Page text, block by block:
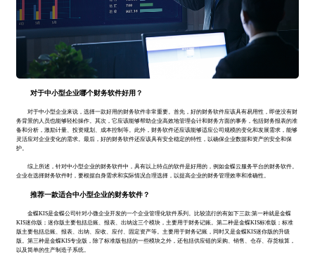
对于中小型企业哪个财务软件好用？
对于中小型企业来说，选择一款好用的财务软件非常重要。首先，好的财务软件应该具有易用性，即使没有财
务背景的人员也能够轻松操作。其次，它应该能够帮助企业高效地管理会计和财务方面的事务，包括财务报表的准
备和分析，激励计量、投资规划、成本控制等。此外，财务软件还应该能够适应公司规模的变化和发展需求，能够
灵活应对企业变化的需求。最后，好的财务软件还应该具有安全稳定的特性，以确保企业数据和资产的安全和保
护。
综上所述，针对中小型企业的财务软件中，具有以上特点的软件是好用的，例如金蝶云服务平台的财务软件。
企业在选择财务软件时，要根据自身需求和实际情况合理选择，以提高企业的财务管理效率和准确性。
推荐一款适合中小型企业的财务软件？
金蝶KIS是金蝶公司针对小微企业开发的一个企业管理化软件系列。比较流行的有如下三款:第一种就是金蝶
KIS迷你版；迷你版主要包括总账、报表、出纳这三个模块，主要用于财务记账。第二种是金蝶KIS标准版；标准
版主要包括总账、报表、出纳、应收、应付、固定资产等。主要用于财务记账，同时又是金蝶KIS迷你版的升级
版。第三种是金蝶KIS专业版，除了标准版包括的一些模块之外，还包括供应链的采购、销售、仓存、存货核算，
以及简单的生产制造子系统。